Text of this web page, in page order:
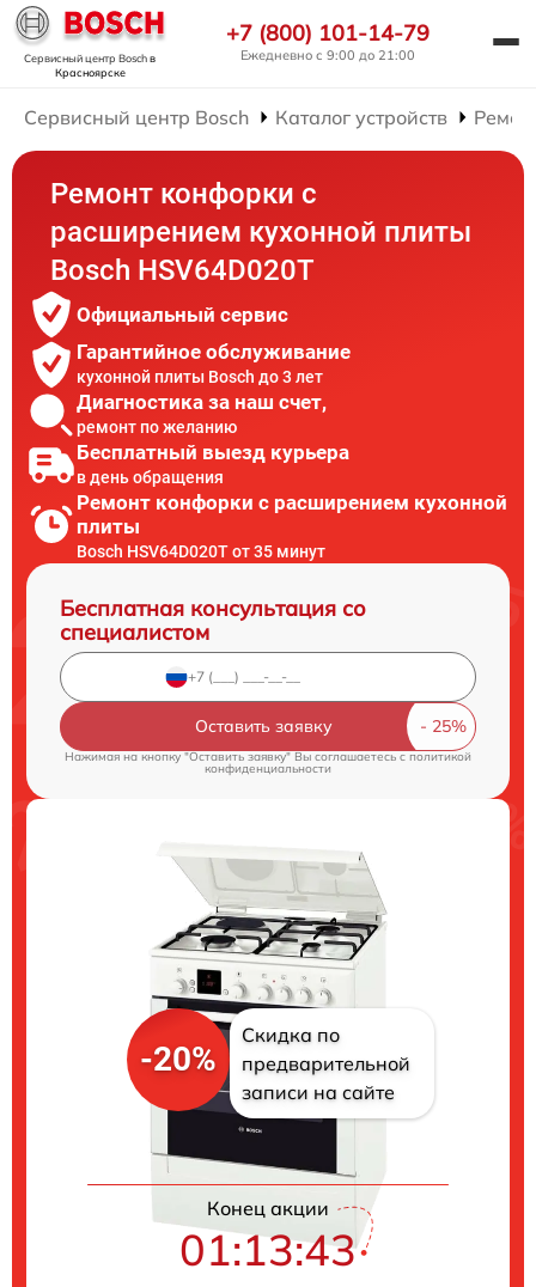
Сервисный центр Boschв
Красноярске
+7 (800) 101-14-79
Ежедневно с 9:00 до 21:00
Сервисный центр Bosch Каталог устройств
Ремонт конфорки с
расширением кухонной плиты
Bosch HSV64D020T
Официальный сервис
Гарантийное обслуживание
кухонной плиты Bosch до 3 лет
Диагностика за наш счет,
ремонт по желанию
Бесплатный выезд курьера
в день обращения
Ремонт конфорки с расширением кухонной
плиты
Bosch HSV64D020T от 35 минут
Бесплатная консультация со
специалистом
Оставить заявку
Нажимая на кнопку "Оставить заявку" Вы соглашаетесь cполитикой
конфиденциальности
-20%
Скидка по
предварительной
записи на сайте
Конец акции
01:13:42